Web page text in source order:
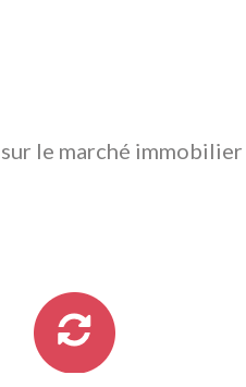
le marché immobilier